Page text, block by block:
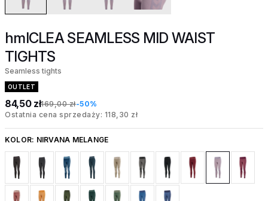
hmlCLEA SEAMLESS MID WAIST
TIGHTS
Seamless tights
OUTLET
84,50 zł169,00 zł-50%
Ostatnia cena sprzedaży: 118,30 zł
KOLOR: NIRVANA MELANGE